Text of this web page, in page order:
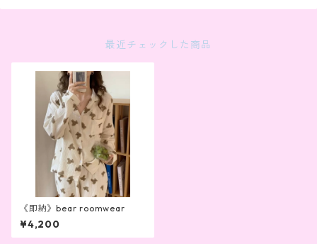
最近チェックした商品
《即納》bear roomwear
¥4,200